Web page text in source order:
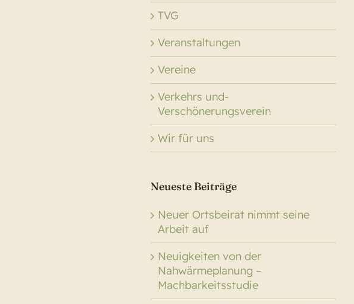
TVG
Veranstaltungen
Vereine
Verkehrs und-
Verschönerungsverein
Wir für uns
Neueste Beiträge
Neuer Ortsbeirat nimmt seine
Arbeit auf
Neuigkeiten von der
Nahwärmeplanung –
Machbarkeitsstudie